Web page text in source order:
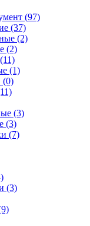
(97)
(37)
(2)
(2)
(1)
(0)
(3)
(3)
(7)
(3)